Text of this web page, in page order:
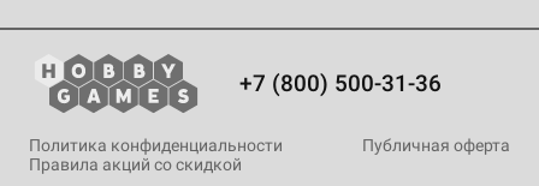
+7 (800) 500-31-36
Политика конфиденциальности
Публичная оферта
Правила акций со скидкой